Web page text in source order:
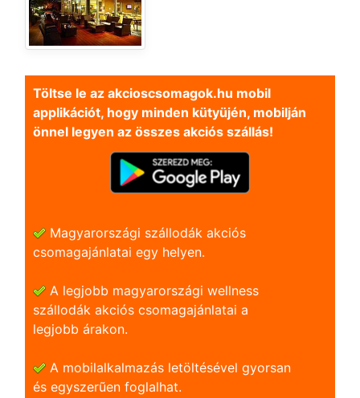
Töltse le az akcioscsomagok.hu mobil
applikációt, hogy minden kütyüjén, mobilján
önnel legyen az összes akciós szállás!
Magyarországi szállodák akciós
csomagajánlatai egy helyen.
A legjobb magyarországi wellness
szállodák akciós csomagajánlatai a
legjobb árakon.
A mobilalkalmazás letöltésével gyorsan
és egyszerũen foglalhat.